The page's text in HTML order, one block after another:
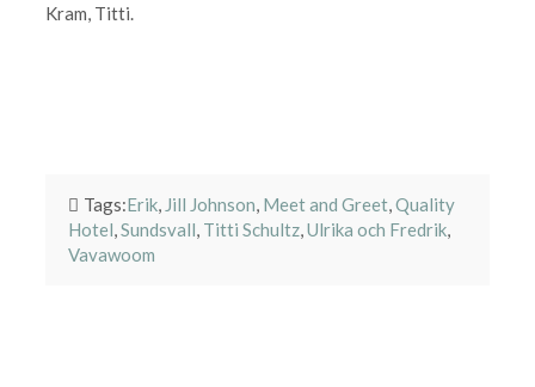
Kram, Titti.
Tags:Erik, Jill Johnson, Meet and Greet,Quality
Hotel,Sundsvall, Titti Schultz,Ulrika och Fredrik,
Vavawoom